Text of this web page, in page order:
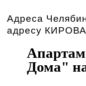
Адреса
адресу
Дома"